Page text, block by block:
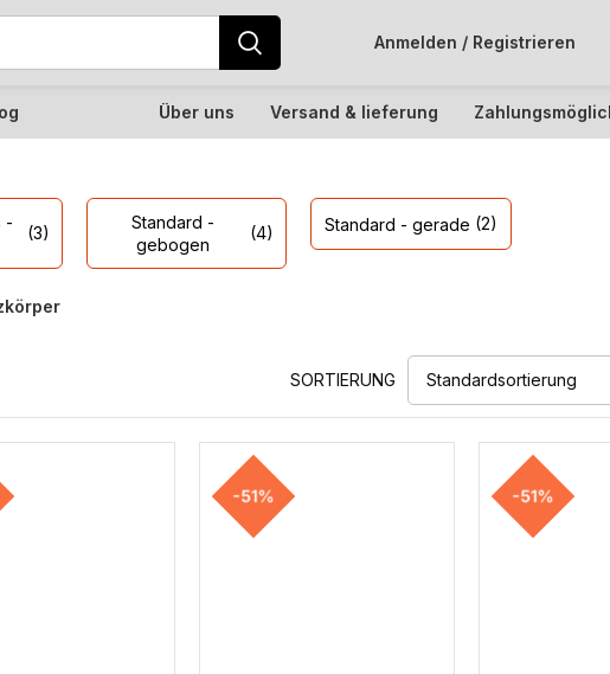
Anmelden / Registrieren
Über uns Versand & lieferung
-
(3)
Standard -
gebogen
(4) Standard - gerade (2)
SORTIERUNG
-51% -51%